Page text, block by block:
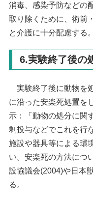
消毒、感染予防などの
取り除くために、術前
と介護に十分配慮する。
6.実験終了後の
実験終了後に動物を
に沿った安楽死処置を
示：「動物の処分に関
剰投与などでこれを行
施設や器具等による環
い。安楽死の方法につ
設協議会(2004)や日本
る。